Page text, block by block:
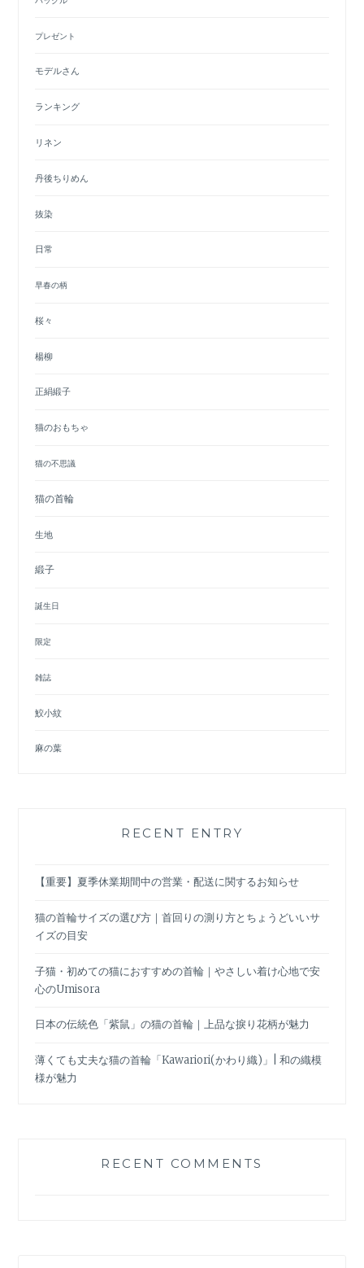
プレゼント
モデルさん
ランキング
リネン
丹後ちりめん
抜染
日常
早春の柄
桜々
楊柳
正絹緞子
猫のおもちゃ
猫の不思議
猫の首輪
生地
緞子
誕生日
限定
雑誌
鮫小紋
麻の葉
RECENT ENTRY
【重要】夏季休業期間中の営業・配送に関するお知らせ
猫の首輪サイズの選び方｜首回りの測り方とちょうどいいサ
イズの目安
子猫・初めての猫におすすめの首輪｜やさしい着け心地で安
心のUmisora
日本の伝統色「紫鼠」の猫の首輪｜上品な捩り花柄が魅力
薄くても丈夫な猫の首輪「Kawariori(かわり織)」| 和の織模
様が魅力
RECENT COMMENTS